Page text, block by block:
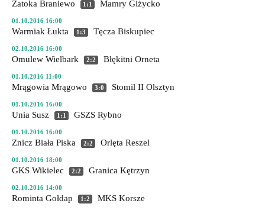
Zatoka Braniewo 1:1 Mamry Giżycko
01.10.2016 16:00
Warmiak Łukta 1:3 Tęcza Biskupiec
02.10.2016 16:00
Omulew Wielbark 2:2 Błękitni Orneta
01.10.2016 11:00
Mrągowia Mrągowo 3:0 Stomil II Olsztyn
01.10.2016 16:00
Unia Susz 1:1 GSZS Rybno
01.10.2016 16:00
Znicz Biała Piska 2:2 Orlęta Reszel
01.10.2016 18:00
GKS Wikielec 2:2 Granica Kętrzyn
02.10.2016 14:00
Rominta Gołdap 1:2 MKS Korsze